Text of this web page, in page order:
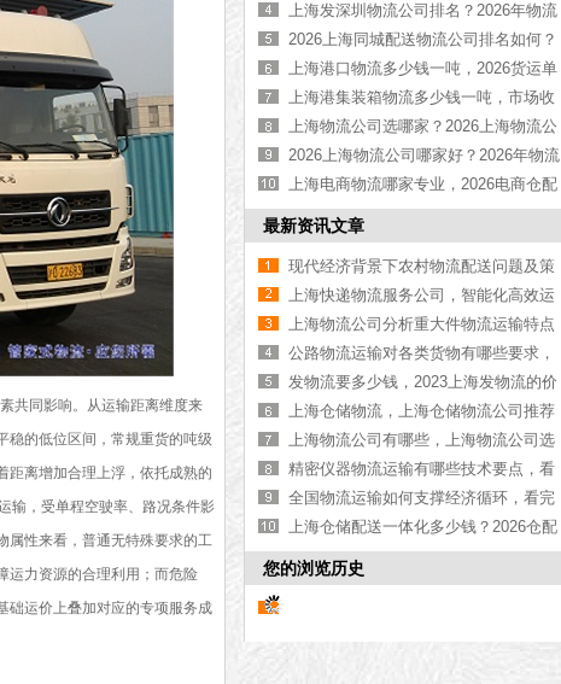
共同影响。从运输距离维度来
稳的低位区间，常规重货的吨级
距离增加合理上浮，依托成熟的
输，受单程空驶率、路况条件影
属性来看，普通无特殊要求的工
运力资源的合理利用；而危险
础运价上叠加对应的专项服务成
流公司推荐[最新推荐]
上海发深圳物流公司排名？2026年物流
公司推荐【最新更新】
2026上海同城配送物流公司排名如何？
上海物流公司推荐「今日优选」
上海港口物流多少钱一吨，2026货运单
价收费明细【行业百科】
上海港集装箱物流多少钱一吨，市场收
费标准汇总【行业百科】
上海物流公司选哪家？2026上海物流公
司实力企业推荐【全网榜单】
2026上海物流公司哪家好？2026年物流
公司排名推荐【行业收录】
上海电商物流哪家专业，2026电商仓配
价格明细【含最新价格】
最新资讯文章
现代经济背景下农村物流配送问题及策
略研究
上海快递物流服务公司，智能化高效运
作【今日更新】
上海物流公司分析重大件物流运输特点
公路物流运输对各类货物有哪些要求，
上海物流公司来为大家介绍[今日资讯]
发物流要多少钱，2023上海发物流的价
格[最新更新]
上海仓储物流，上海仓储物流公司推荐
【最新更新】
上海物流公司有哪些，上海物流公司选
择指南【最新资讯】
精密仪器物流运输有哪些技术要点，看
完你就知道了[最新更新]
全国物流运输如何支撑经济循环，看完
你就知道了[最新更新]
上海仓储配送一体化多少钱？2026仓配
一体服务报价【最新更新】
您的浏览历史